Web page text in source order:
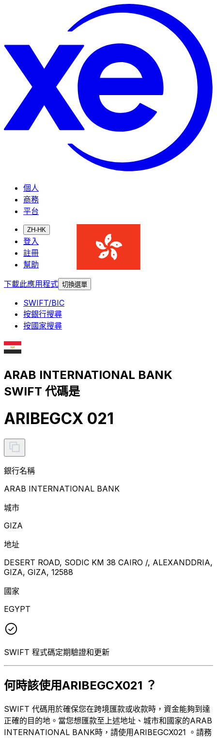
個人
商務
平台
ZH-HK
登入
註冊
幫助
下載此應用程式 切換選單
SWIFT/BIC
按銀行搜尋
按國家搜尋
ARAB INTERNATIONAL BANK
SWIFT 代碼是
ARIBEGCX 021
銀行名稱
ARAB INTERNATIONAL BANK
城市
GIZA
地址
DESERT ROAD, SODIC KM 38 CAIRO /, ALEXANDDRIA,
GIZA, GIZA, 12588
國家
EGYPT
SWIFT 程式碼定期驗證和更新
何時該使用ARIBEGCX021 ？
SWIFT 代碼用於確保您在跨境匯款或收款時，資金能夠到達
正確的目的地。當您想匯款至上述地址、城市和國家的ARAB
INTERNATIONAL BANK時，請使用ARIBEGCX021 。請務